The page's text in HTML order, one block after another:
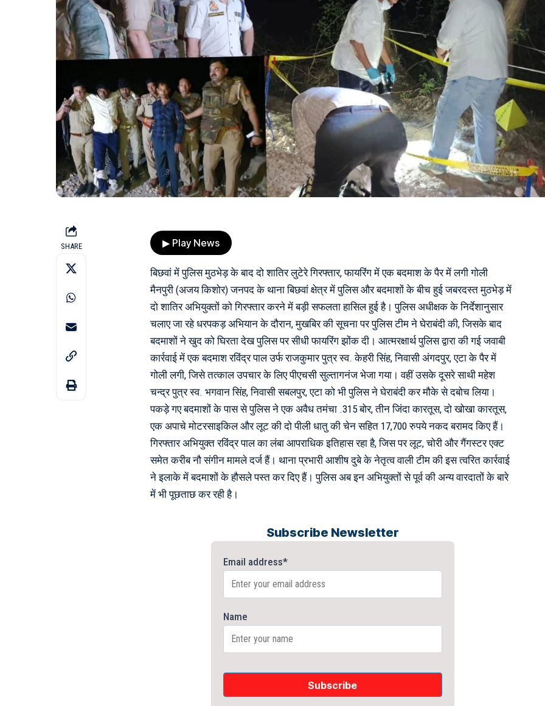
SHARE ▶ Play News
बिछवां में पुलिस मुठभेड़ के बाद दो शातिर लुटेरे गिरफ्तार, फायरिंग में एक बदमाश के पैर में लगी गोली
मैनपुरी (अजय किशोर) जनपद के थाना बिछवां क्षेत्र में पुलिस और बदमाशों के बीच हुई जबरदस्त मुठभेड़ में
दो शातिर अभियुक्तों को गिरफ्तार करने में बड़ी सफलता हासिल हुई है। पुलिस अधीक्षक के निर्देशानुसार
चलाए जा रहे धरपकड़ अभियान के दौरान, मुखबिर की सूचना पर पुलिस टीम ने घेराबंदी की, जिसके बाद
बदमाशों ने खुद को घिरता देख पुलिस पर सीधी फायरिंग झोंक दी। आत्मरक्षार्थ पुलिस द्वारा की गई जवाबी
कार्रवाई में एक बदमाश रविंद्र पाल उर्फ राजकुमार पुत्र स्व. केहरी सिंह, निवासी अंगदपुर, एटा के पैर में
गोली लगी, जिसे तत्काल उपचार के लिए पीएचसी सुल्तागनंज भेजा गया। वहीं उसके दूसरे साथी महेश
चन्द्र पुत्र स्व. भगवान सिंह, निवासी सबलपुर, एटा को भी पुलिस ने घेराबंदी कर मौके से दबोच लिया।
पकड़े गए बदमाशों के पास से पुलिस ने एक अवैध तमंचा .315 बोर, तीन जिंदा कारतूस, दो खोखा कारतूस,
एक अपाचे मोटरसाइकिल और लूट की दो पीली धातु की चेन सहित 17,700 रुपये नकद बरामद किए हैं।
गिरफ्तार अभियुक्त रविंद्र पाल का लंबा आपराधिक इतिहास रहा है, जिस पर लूट, चोरी और गैंगस्टर एक्ट
समेत करीब नौ संगीन मामले दर्ज हैं। थाना प्रभारी आशीष दुबे के नेतृत्व वाली टीम की इस त्वरित कार्रवाई
ने इलाके में बदमाशों के हौसले पस्त कर दिए हैं। पुलिस अब इन अभियुक्तों से पूर्व की अन्य वारदातों के बारे
में भी पूछताछ कर रही है।
Subscribe Newsletter
Email address*
Name